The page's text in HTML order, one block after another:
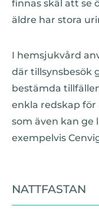
finnas skäl att se
äldre har stora
I hemsjukvård
där tillsynsbesök
bestämda
enkla redskap
som även kan ge
exempelvis
NATTFASTAN